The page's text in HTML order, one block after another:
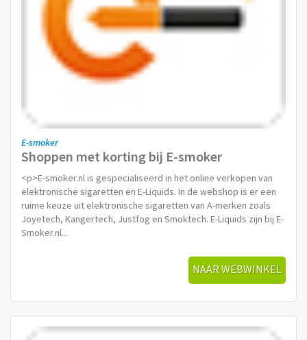
E-smoker
Shoppen met korting bij E-smoker
<p>E-smoker.nl is gespecialiseerd in het online verkopen van
elektronische sigaretten en E-Liquids. In de webshop is er een
ruime keuze uit elektronische sigaretten van A-merken zoals
Joyetech, Kangertech, Justfog en Smoktech. E-Liquids zijn bij E-
Smoker.nl...
NAAR WEBWINKEL